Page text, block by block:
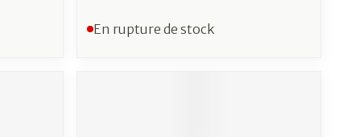
En rupture de stock